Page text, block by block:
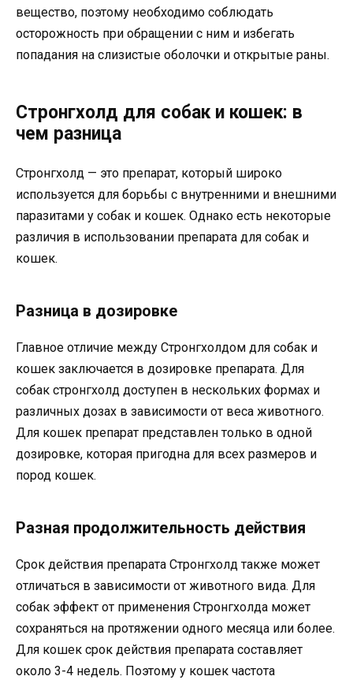
вещество, поэтому необходимо соблюдать
осторожность при обращении с ним и избегать
попадания на слизистые оболочки и открытые раны.
Стронгхолд для собак и кошек: в
чем разница
Стронгхолд — это препарат, который широко
используется для борьбы с внутренними и внешними
паразитами у собак и кошек. Однако есть некоторые
различия в использовании препарата для собак и
кошек.
Разница в дозировке
Главное отличие между Стронгхолдом для собак и
кошек заключается в дозировке препарата. Для
собак стронгхолд доступен в нескольких формах и
различных дозах в зависимости от веса животного.
Для кошек препарат представлен только в одной
дозировке, которая пригодна для всех размеров и
пород кошек.
Разная продолжительность действия
Срок действия препарата Стронгхолд также может
отличаться в зависимости от животного вида. Для
собак эффект от применения Стронгхолда может
сохраняться на протяжении одного месяца или более.
Для кошек срок действия препарата составляет
около 3-4 недель. Поэтому у кошек частота